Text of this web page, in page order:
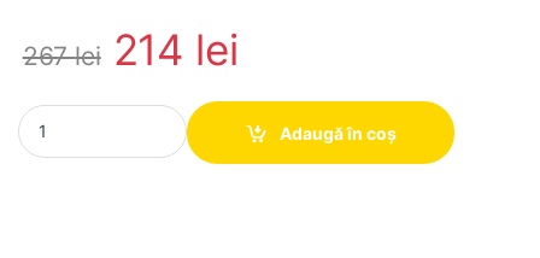
267lei 214 lei
Monitor second hand LED widescreen Nec EA243WM, 24 inch,
Adaugă în coș